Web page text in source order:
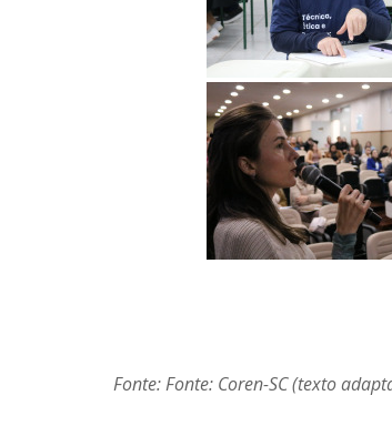
Fonte: Fonte: Coren-SC (texto